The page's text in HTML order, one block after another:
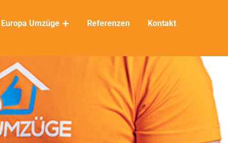
Europa Umzüge Referenzen Kontakt